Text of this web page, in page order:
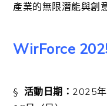
產業的無限潛能與創
WirForce
§ 活動日期： 2025年